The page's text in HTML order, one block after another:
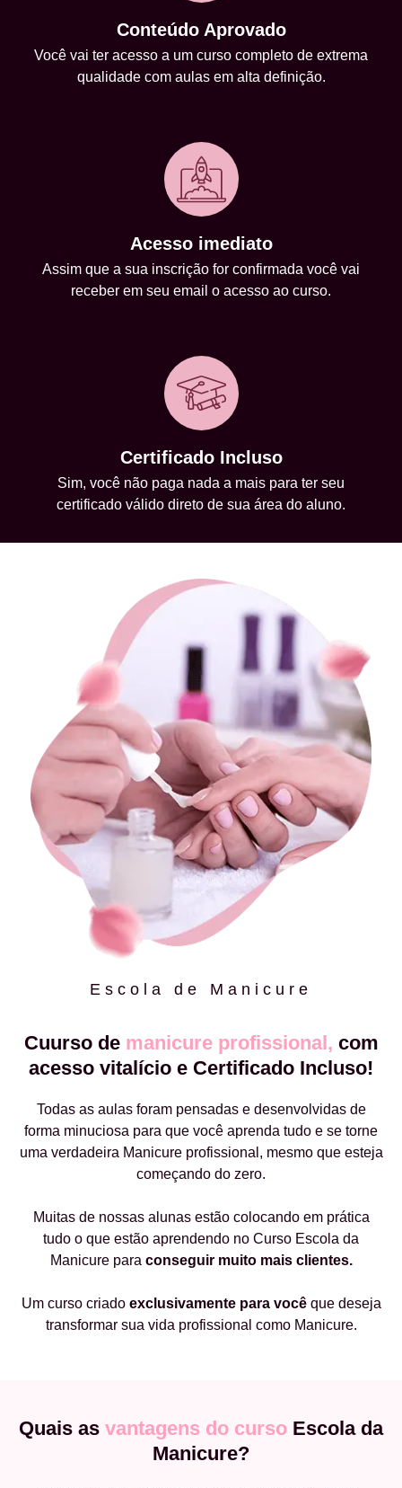
Conteúdo Aprovado
Você vai ter acesso a um curso completo de extrema
qualidade com aulas em alta definição.
Acesso imediato
Assim que a sua inscrição for confirmada você vai
receber em seu email o acesso ao curso.
Certificado Incluso
Sim, você não paga nada a mais para ter seu
certificado válido direto de sua área do aluno.
Escola de Manicure
Cuurso de manicure profissional, com
acesso vitalício e Certificado Incluso!
Todas as aulas foram pensadas e desenvolvidas de
forma minuciosa para que você aprenda tudo e se torne
uma verdadeira Manicure profissional, mesmo que esteja
começando do zero.
Muitas de nossas alunas estão colocando em prática
tudo o que estão aprendendo no Curso Escola da
Manicure para conseguir muito mais clientes.
Um curso criado exclusivamente para vocêque deseja
transformar sua vida profissional como Manicure.
Quais as vantagens do curso Escola da
Manicure?